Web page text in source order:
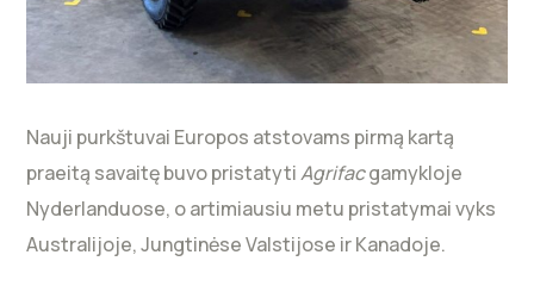
Nauji purkštuvai Europos atstovams pirmą kartą
praeitą savaitę buvo pristatytiAgrifacgamykloje
Nyderlanduose, o artimiausiu metu pristatymai vyks
Australijoje, Jungtinėse Valstijose ir Kanadoje.